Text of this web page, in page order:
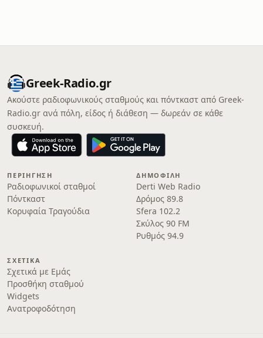
Greek-Radio.gr
Ακούστε ραδιοφωνικούς σταθμούς και πόντκαστ από Greek-
Radio.gr ανά πόλη, είδος ή διάθεση — δωρεάν σε κάθε
συσκευή.
ΠΕΡΙΉΓΗΣΗ
Ραδιοφωνικοί σταθμοί
Πόντκαστ
Κορυφαία Τραγούδια
ΔΗΜΟΦΙΛΉ
Derti Web Radio
Δρόμος 89.8
Sfera 102.2
Σκύλος 90 FM
Ρυθμός 94.9
ΣΧΕΤΙΚΆ
Σχετικά με Εμάς
Προσθήκη σταθμού
Widgets
Ανατροφοδότηση